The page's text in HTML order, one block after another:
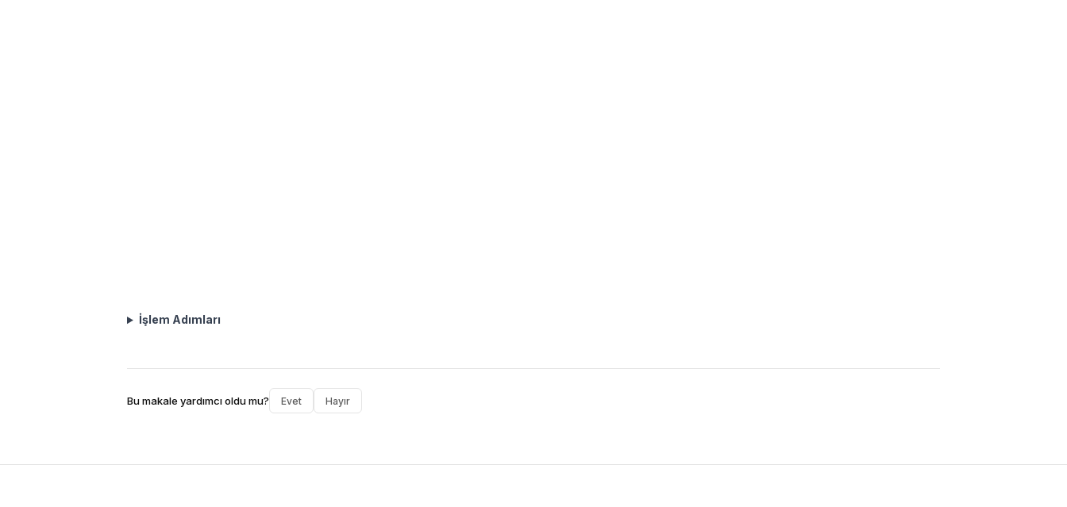
İşlem Adımları
Bu makale yardımcı oldu mu? Evet Hayır